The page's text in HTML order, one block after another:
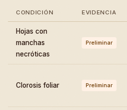
CONDICIÓN EVIDENCIA
Hojas con
manchas
necróticas
Preliminar
Clorosis foliar Preliminar